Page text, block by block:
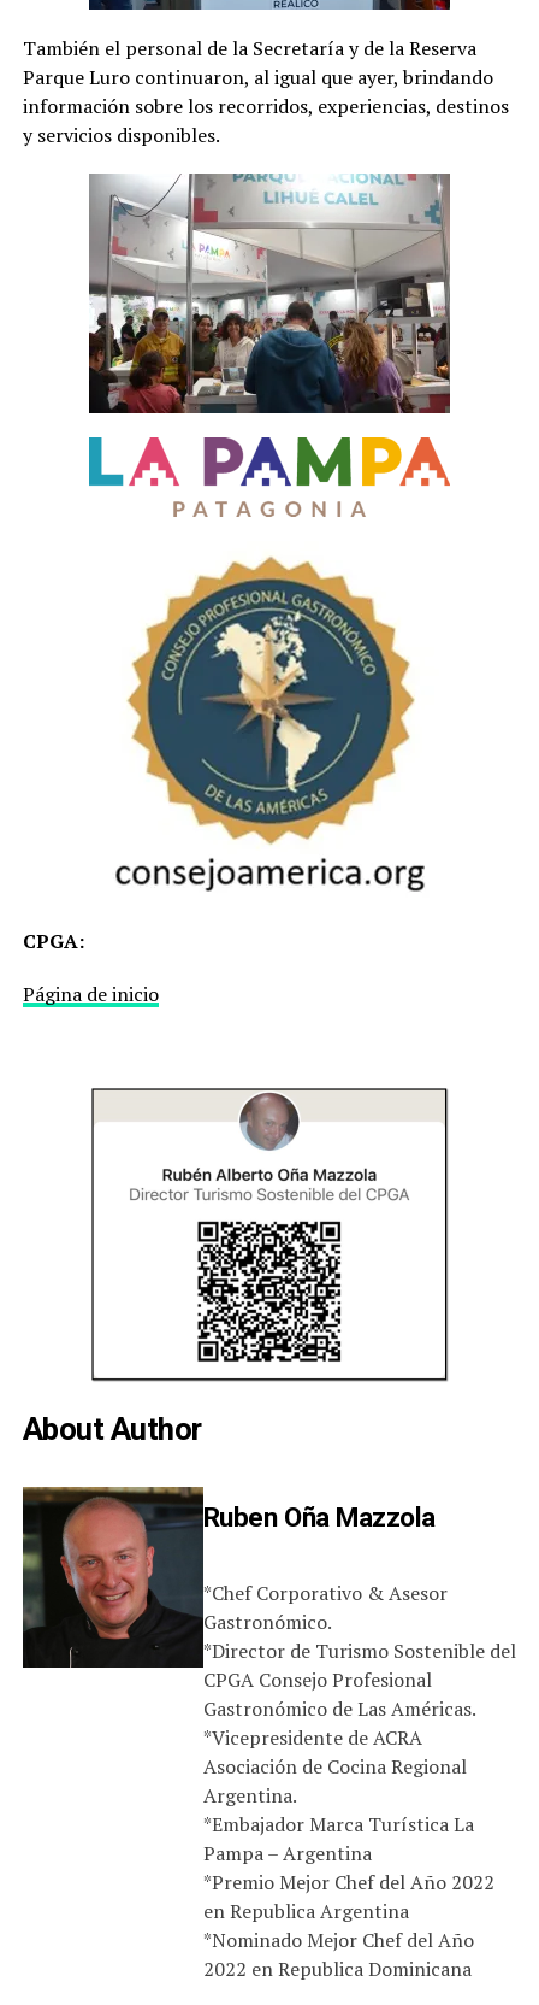
También el personal de la Secretaría y de la Reserva
Parque Luro continuaron, al igual que ayer, brindando
información sobre los recorridos, experiencias, destinos
y servicios disponibles.
CPGA:
Página de inicio
About Author
Ruben Oña Mazzola
*Chef Corporativo & Asesor
Gastronómico.
*Director de Turismo Sostenible del
CPGA Consejo Profesional
Gastronómico de Las Américas.
*Vicepresidente de ACRA
Asociación de Cocina Regional
Argentina.
*Embajador Marca Turística La
Pampa – Argentina
*Premio Mejor Chef del Año 2022
en Republica Argentina
*Nominado Mejor Chef del Año
2022 en Republica Dominicana